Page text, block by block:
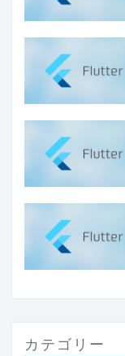
カテゴリー